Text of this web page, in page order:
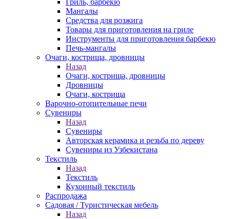
Гриль, барбекю
Мангалы
Средства для розжига
Товары для приготовления на гриле
Инструменты для приготовления барбекю
Печь-мангалы
Очаги, кострища, дровницы
Назад
Очаги, кострища, дровницы
Дровницы
Очаги, кострища
Варочно-отопительные печи
Сувениры
Назад
Сувениры
Авторская керамика и резьба по дереву
Сувениры из Узбекистана
Текстиль
Назад
Текстиль
Кухонный текстиль
Распродажа
Садовая / Туристическая мебель
Назад